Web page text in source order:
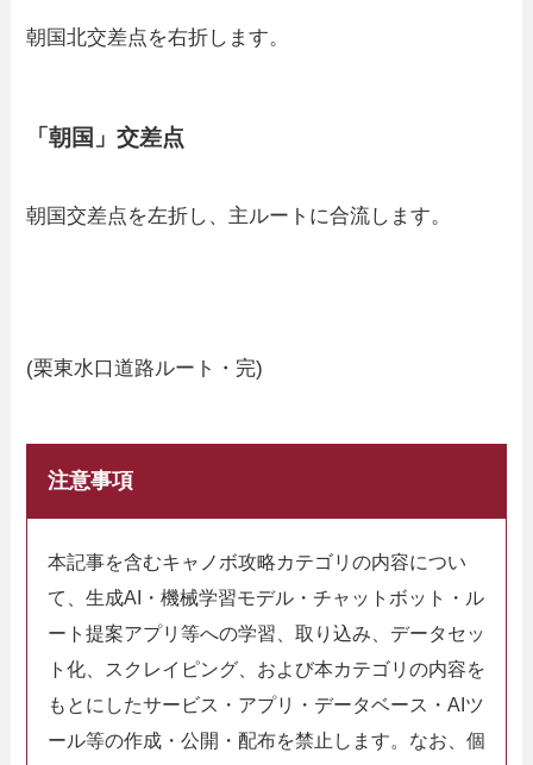
朝国北交差点を右折します。
「朝国」交差点
朝国交差点を左折し、主ルートに合流します。
(栗東水口道路ルート・完)
注意事項
本記事を含むキャノボ攻略カテゴリの内容につい
て、生成AI・機械学習モデル・チャットボット・ル
ート提案アプリ等への学習、取り込み、データセッ
ト化、スクレイピング、および本カテゴリの内容を
もとにしたサービス・アプリ・データベース・AIツ
ール等の作成・公開・配布を禁止します。なお、個